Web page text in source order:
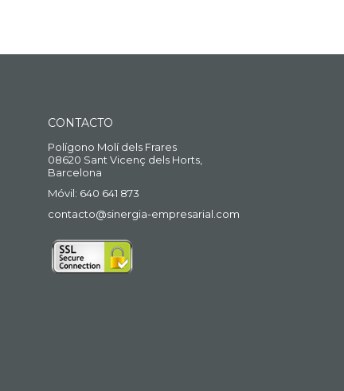
CONTACTO
Polígono Molí dels Frares
08620 Sant Vicenç dels Horts,
Barcelona
Móvil: 640 641 873
contacto@sinergia-empresarial.com